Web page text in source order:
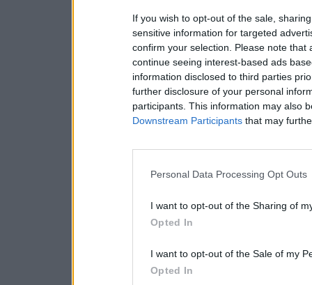
If you wish to opt-out of the sale,
sensitive information for targeted
confirm your selection. Please note
continue seeing interest-based ads
information disclosed to third parties
further disclosure of your personal
participants. This information may also
Downstream Participants that may
Personal Data Processing Opt Outs
I want to opt-out of the Sharing of
Opted In
I want to opt-out of the Sale of my
Opted In